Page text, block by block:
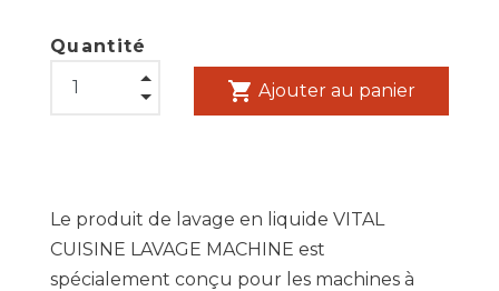
Quantité
shopping_cart Ajouter au panier
Le produit de lavage en liquide VITAL
CUISINE LAVAGE MACHINE est
spécialement conçu pour les machines à